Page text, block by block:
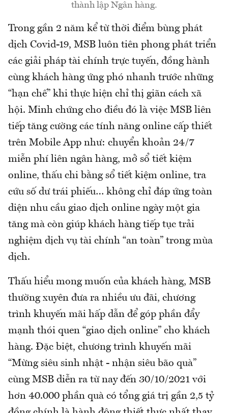
thành lập Ngân hàng.
Trong gần 2 năm kể từ thời điểm bùng phát
dịch Covid-19, MSB luôn tiên phong phát triển
các giải pháp tài chính trực tuyến, đồng hành
cùng khách hàng ứng phó nhanh trước những
“hạn chế” khi thực hiện chỉ thị giãn cách xã
hội. Minh chứng cho điều đó là việc MSB liên
tiếp tăng cường các tính năng online cấp thiết
trên Mobile App như: chuyển khoản 24/7
miễn phí liên ngân hàng, mở sổ tiết kiệm
online, thấu chi bằng sổ tiết kiệm online, tra
cứu số dư trái phiếu… không chỉ đáp ứng toàn
diện nhu cầu giao dịch online ngày một gia
tăng mà còn giúp khách hàng tiếp tục trải
nghiệm dịch vụ tài chính “an toàn” trong mùa
dịch.
Thấu hiểu mong muốn của khách hàng, MSB
thường xuyên đưa ra nhiều ưu đãi, chương
trình khuyến mãi hấp dẫn để góp phần đẩy
mạnh thói quen “giao dịch online” cho khách
hàng. Đặc biệt, chương trình khuyến mãi
“Mừng siêu sinh nhật - nhận siêu bão quà”
cùng MSB diễn ra từ nay đến 30/10/2021 với
hơn 40.000 phần quà có tổng giá trị gần 2,5 tỷ